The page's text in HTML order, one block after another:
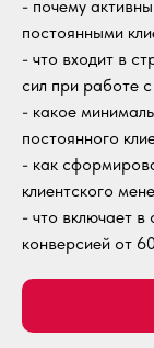
- почему
постоянными
- что входит в
сил при работе
- какое
постоянного
- как
клиентского
- что включает в
конверсией от